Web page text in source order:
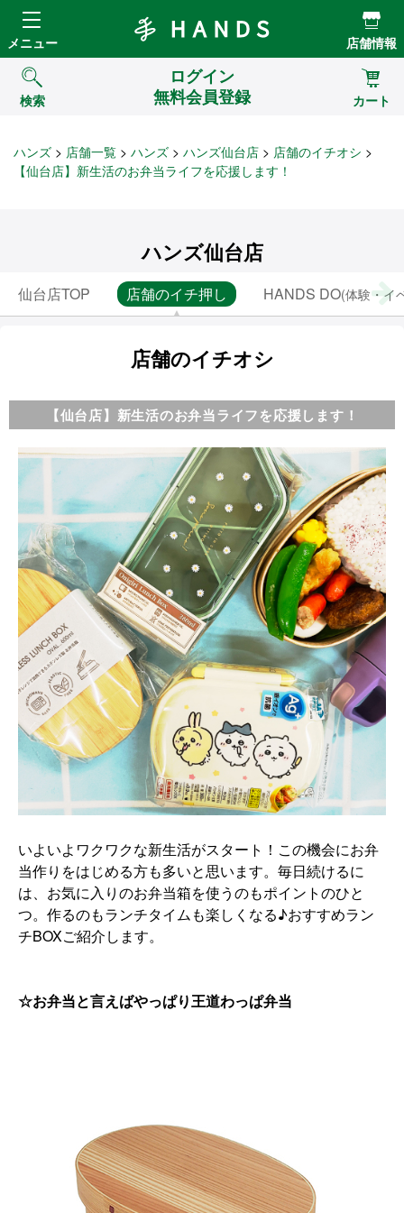
Hands ハンズ
メニュー 店舗情報
検索
ログイン
無料会員登録
カート
ハンズ 店舗一覧 ハンズ ハンズ仙台店
店舗のイチオシ
【仙台店】新生活のお弁当ライフを応援します！
ハンズ仙台店
仙台店TOP 店舗のイチ押し HANDS DO(体験・イ
店舗のイチオシ
【仙台店】新生活のお弁当ライフを応援します！
いよいよワクワクな新生活がスタート！ この機会にお弁
当作りをはじめる方も多いと思います。毎日続けるに
は、 お気に入りのお弁当箱を使うのもポイントのひと
つ。作るのもランチタイムも楽しくなる♪おすすめラン
チBOXご紹介します。
☆お弁当と言えばやっぱり王道わっぱ弁当